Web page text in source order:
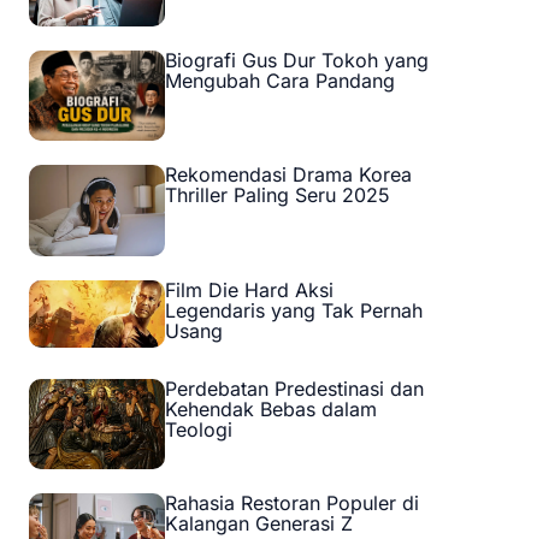
Biografi Gus Dur Tokoh yang
Mengubah Cara Pandang
Rekomendasi Drama Korea
Thriller Paling Seru 2025
Film Die Hard Aksi
Legendaris yang Tak Pernah
Usang
Perdebatan Predestinasi dan
Kehendak Bebas dalam
Teologi
Rahasia Restoran Populer di
Kalangan Generasi Z